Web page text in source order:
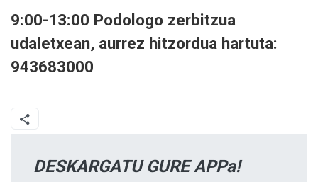
9:00-13:00 Podologo zerbitzua
udaletxean, aurrez hitzordua hartuta:
943683000
DESKARGATU GURE APPa!